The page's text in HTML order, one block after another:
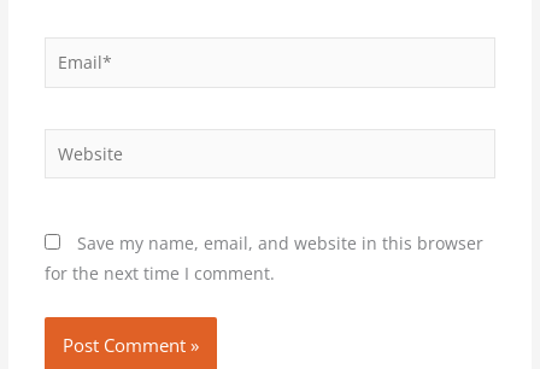
Email*
Website
Save my name, email, and website in this browser
for the next time I comment.